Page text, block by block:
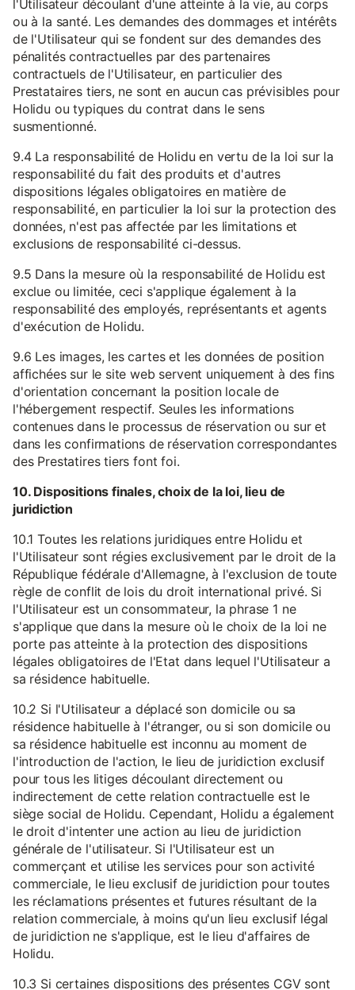
l'Utilisateur découlant d'une atteinte à la vie, au corps
ou à la santé. Les demandes des dommages et intérêts
de l'Utilisateur qui se fondent sur des demandes des
pénalités contractuelles par des partenaires
contractuels de l'Utilisateur, en particulier des
Prestataires tiers, ne sont en aucun cas prévisibles pour
Holidu ou typiques du contrat dans le sens
susmentionné.
9.4 La responsabilité de Holidu en vertu de la loi sur la
responsabilité du fait des produits et d'autres
dispositions légales obligatoires en matière de
responsabilité, en particulier la loi sur la protection des
données, n'est pas affectée par les limitations et
exclusions de responsabilité ci-dessus.
9.5 Dans la mesure où la responsabilité de Holidu est
exclue ou limitée, ceci s'applique également à la
responsabilité des employés, représentants et agents
d'exécution de Holidu.
9.6 Les images, les cartes et les données de position
affichées sur le site web servent uniquement à des fins
d'orientation concernant la position locale de
l'hébergement respectif. Seules les informations
contenues dans le processus de réservation ou sur et
dans les confirmations de réservation correspondantes
des Prestatires tiers font foi.
10. Dispositions finales, choix de la loi, lieu de
juridiction
10.1 Toutes les relations juridiques entre Holidu et
l'Utilisateur sont régies exclusivement par le droit de la
République fédérale d'Allemagne, à l'exclusion de toute
règle de conflit de lois du droit international privé. Si
l'Utilisateur est un consommateur, la phrase 1 ne
s'applique que dans la mesure où le choix de la loi ne
porte pas atteinte à la protection des dispositions
légales obligatoires de l'Etat dans lequel l'Utilisateur a
sa résidence habituelle.
10.2 Si l'Utilisateur a déplacé son domicile ou sa
résidence habituelle à l'étranger, ou si son domicile ou
sa résidence habituelle est inconnu au moment de
l'introduction de l'action, le lieu de juridiction exclusif
pour tous les litiges découlant directement ou
indirectement de cette relation contractuelle est le
siège social de Holidu. Cependant, Holidu a également
le droit d'intenter une action au lieu de juridiction
générale de l'utilisateur. Si l'Utilisateur est un
commerçant et utilise les services pour son activité
commerciale, le lieu exclusif de juridiction pour toutes
les réclamations présentes et futures résultant de la
relation commerciale, à moins qu'un lieu exclusif légal
de juridiction ne s'applique, est le lieu d'affaires de
Holidu.
10.3 Si certaines dispositions des présentes CGV sont